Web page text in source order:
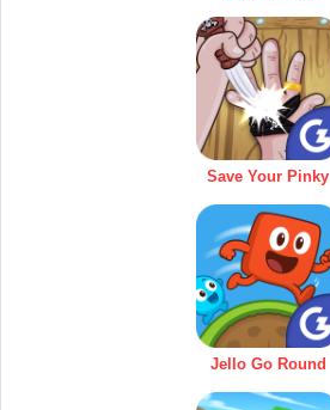
Save Your Pinky
Jello Go Round